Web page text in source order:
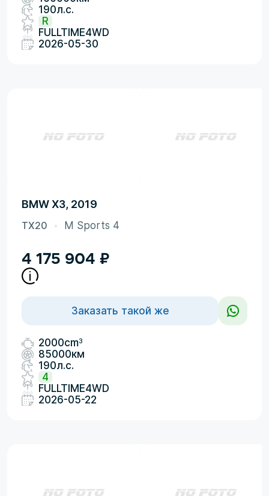
190л.с.
R
FULLTIME4WD
2026-05-30
BMW X3, 2019
TX20 M Sports 4
4 175 904 ₽
Заказать такой же
2000cm3
85000км
190л.с.
4
FULLTIME4WD
2026-05-22